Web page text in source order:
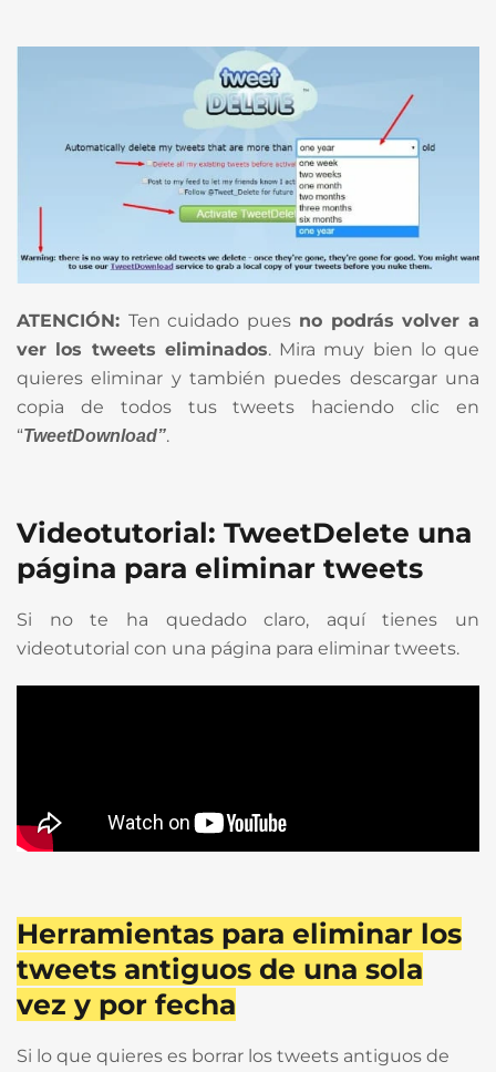
ATENCIÓN: Ten cuidado pues no podrás volver a
ver los tweets eliminados. Mira muy bien lo que
quieres eliminar y también puedes descargar una
copia de todos tus tweets haciendo clic en
“TweetDownload”.
Videotutorial: TweetDelete una
página para eliminar tweets
Si no te ha quedado claro, aquí tienes un
videotutorial con una página para eliminar tweets.
Herramientas para eliminar los
tweets antiguos de una sola
vez y por fecha
Si lo que quieres es borrar los tweets antiguos de